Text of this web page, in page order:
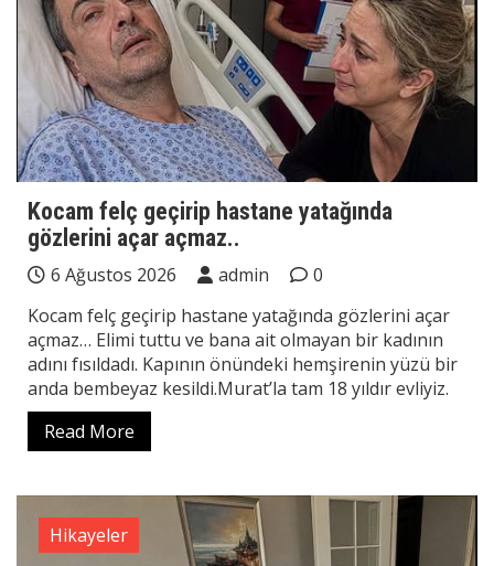
Kocam felç geçirip hastane yatağında
gözlerini açar açmaz..
6 Ağustos 2026 admin
0
Kocam felç geçirip hastane yatağında gözlerini açar
açmaz… Elimi tuttu ve bana ait olmayan bir kadının
adını fısıldadı. Kapının önündeki hemşirenin yüzü bir
anda bembeyaz kesildi.Murat’la tam 18 yıldır evliyiz.
Read More
Hikayeler